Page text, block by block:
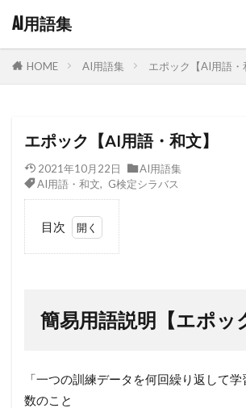
AI用語集
HOME AI用語集 エポック【AI用語・
エポック【AI用語・和文】
2021年10月22日
AI用語集
AI用語・和文
G検定シラバス
目次
【エ
簡易用語説明【エポッ
「一つの訓練データを何回繰り返して
数のこと